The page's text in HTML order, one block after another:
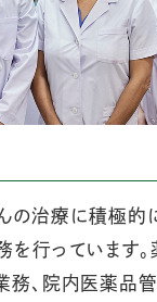
の治療に積極的
を行っています
務、院内医薬品